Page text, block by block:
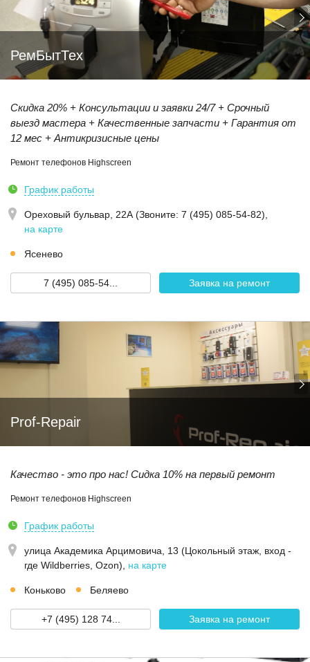
РемБытТех
Скидка 20% + Консультации и заявки 24/7 + Срочный
выезд мастера + Качественные запчасти + Гарантия от
12 мес + Антикризисные цены
Ремонт телефонов Highscreen
График работы
Ореховый бульвар, 22А (Звoнитe: 7 (495) 085-54-82)
на карте
Ясенево
7 (495) 085-54... Заявка на ремонт
Prof-Repair
Качество - это про нас! Сидка 10% на первый ремонт
Ремонт телефонов Highscreen
График работы
улица Академика Арцимовича, 13 (Цокольный этаж, вход -
где Wildberries, Ozon)
на карте
Коньково Беляево
+7 (495) 128 74... Заявка на ремонт